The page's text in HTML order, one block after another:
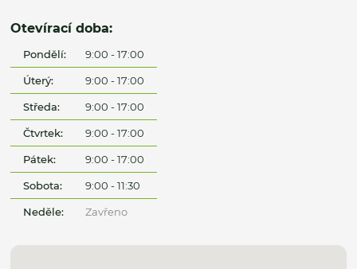
Otevírací doba:
Pondělí: 9:00 - 17:00
Úterý: 9:00 - 17:00
Středa: 9:00 - 17:00
Čtvrtek: 9:00 - 17:00
Pátek: 9:00 - 17:00
Sobota: 9:00 - 11:30
Neděle: Zavřeno